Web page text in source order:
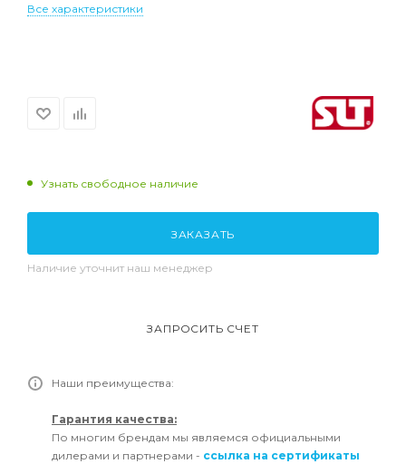
Все характеристики
Узнать свободное наличие
ЗАКАЗАТЬ
Наличие уточнит наш менеджер
ЗАПРОСИТЬ СЧЕТ
Наши преимущества:
Гарантия качества:
По многим брендам мы являемся официальными
дилерами и партнерами - ссылка на сертификаты